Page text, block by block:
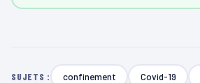
SUJETS : confinement Covid-19